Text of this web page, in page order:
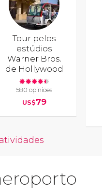
Tour pelos
estúdios
Warner Bros.
de Hollywood
580 opiniões
US$79